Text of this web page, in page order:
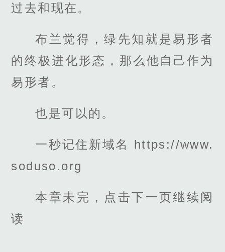
过去和现在。
布兰觉得，绿先知就是易形者
的终极进化形态，那么他自己作为
易形者。
也是可以的。
一秒记住新域名 https://www.
soduso.org
本章未完，点击下一页继续阅
读